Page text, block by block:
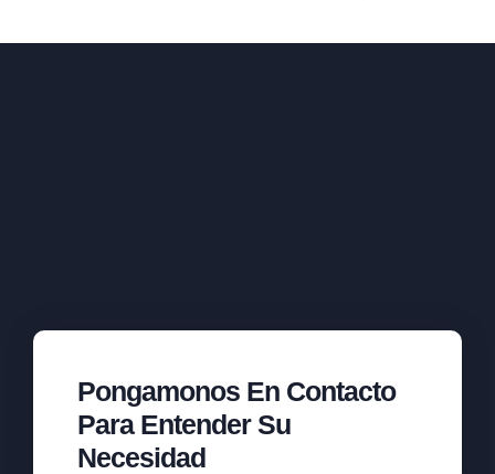
Pongamonos En Contacto
Para Entender Su
Necesidad